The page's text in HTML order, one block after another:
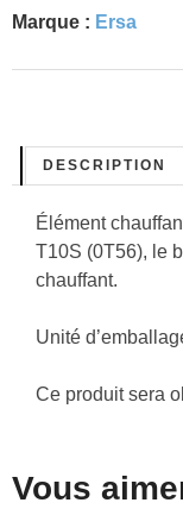
Marque : Ersa
DESCRIPTION
Élément
T10S (0T56), le
chauffant.
Unité
Ce produit sera
Vous